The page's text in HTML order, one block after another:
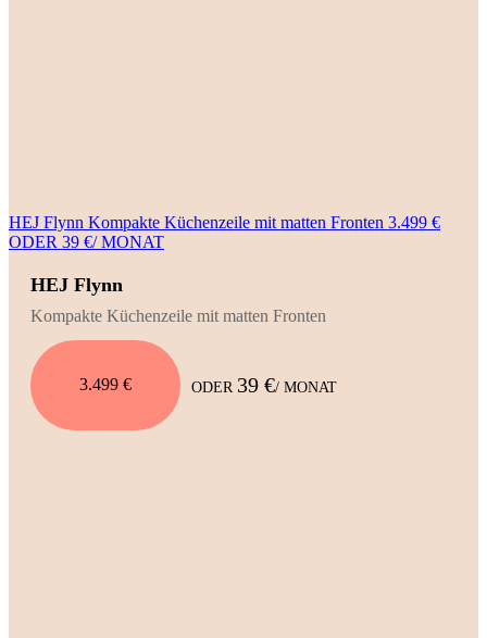
HEJ Flynn Kompakte Küchenzeile mit matten Fronten 3.499 €
ODER 39 €/ MONAT
HEJ Flynn
Kompakte Küchenzeile mit matten Fronten
3.499 € ODER 39 €/ MONAT